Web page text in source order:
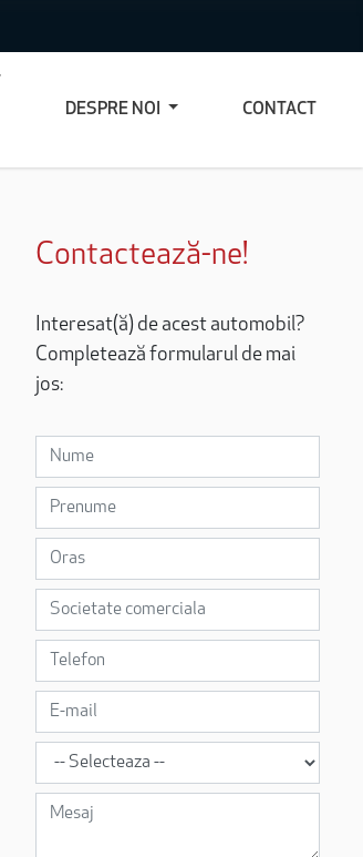
DESPRE NOI CONTACT
Contactează-ne!
Interesat(ă) de acest automobil?
Completează formularul de mai
jos: